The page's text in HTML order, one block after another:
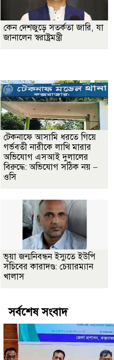
কেন দেশজুড়ে সতর্কতা জারি, যা
জানালেন স্বরাষ্ট্রমন্ত্রী
টেকনাফে আসামি ধরতে গিয়ে
গর্ভবতী নারীকে লাথি মারার
অভিযোগ এসআই দুলালের
বিরুদ্ধে: অভিযোগ সঠিক নয় –
ওসি
ভূয়া জন্মনিবন্ধন ইস্যুতে ইউপি
সচিবের কারাদণ্ড: চেয়ারম্যান
খালাস
সর্বশেষ সংবাদ